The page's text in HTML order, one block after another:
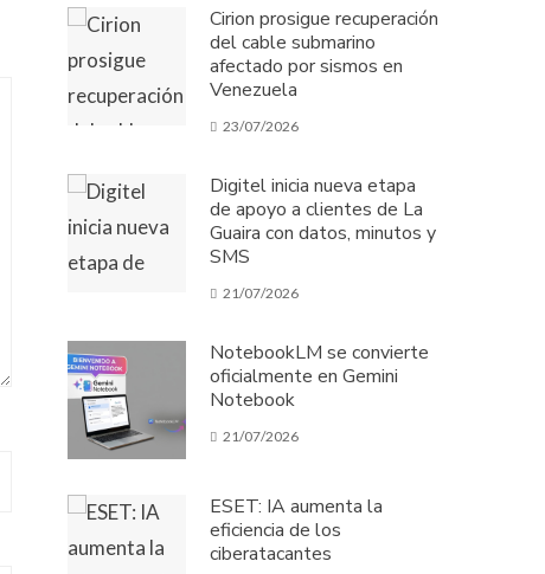
Cirion prosigue recuperación
del cable submarino
afectado por sismos en
Venezuela
23/07/2026
Digitel inicia nueva etapa
de apoyo a clientes de La
Guaira con datos, minutos y
SMS
21/07/2026
NotebookLM se convierte
oficialmente en Gemini
Notebook
21/07/2026
ESET: IA aumenta la
eficiencia de los
ciberatacantes